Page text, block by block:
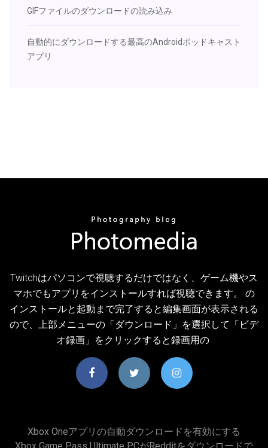
GIFファイルのダウンロードの読み込み
自動的にダウンロードする最高のAndroidポッドキャスト
アプリ
Twitchはパソコンで視聴するだけではなく、ゲーム機やス
マホでもアプリをインストールすれば視聴できます。 の
インストールと起動まで完了すると編集画面が表示される
ので、上部メニューの「ダウンロード」を選択して「ビデ
オ録画」をクリックすると録画用の
Xbox Oneアプリの自動ダウンロードを有効にする